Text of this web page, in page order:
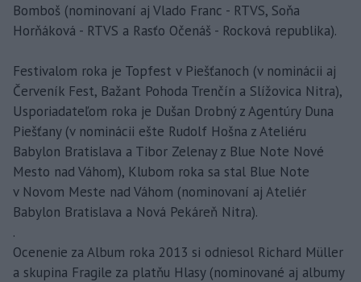
Bomboš (nominovaní aj Vlado Franc - RTVS, Soňa
Horňáková - RTVS a Rasťo Očenáš - Rocková republika).
Festivalom roka je Topfest v Piešťanoch (v nominácii aj
Červeník Fest, Bažant Pohoda Trenčín a Slížovica Nitra),
Usporiadateľom roka je Dušan Drobný z Agentúry Duna
Piešťany (v nominácii ešte Rudolf Hošna z Ateliéru
Babylon Bratislava a Tibor Zelenay z Blue Note Nové
Mesto nad Váhom), Klubom roka sa stal Blue Note
v Novom Meste nad Váhom (nominovaní aj Ateliér
Babylon Bratislava a Nová Pekáreň Nitra).
.
Ocenenie za Album roka 2013 si odniesol Richard Müller
a skupina Fragile za platňu Hlasy (nominované aj albumy